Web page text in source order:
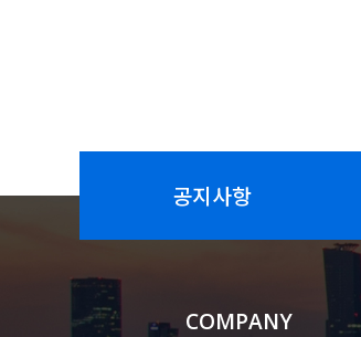
공지사항
COMPANY